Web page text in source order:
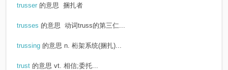
trusser 的意思 捆扎者
trusses 的意思 动词truss的第三仁...
trussing 的意思 n. 桁架系统(捆扎)...
trust 的意思 vt. 相信;委托...